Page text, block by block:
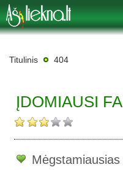
Titulinis 404
ĮDOMIAUSI